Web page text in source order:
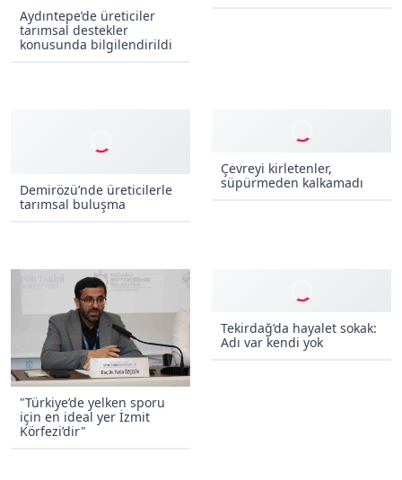
Aydıntepe’de üreticiler
tarımsal destekler
konusunda bilgilendirildi
Demirözü’nde üreticilerle
tarımsal buluşma